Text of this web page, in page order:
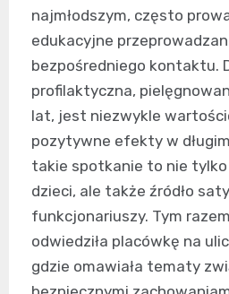
najmłodszym, często
edukacyjne
bezpośredniego kontaktu.
profilaktyczna,
lat, jest niezwykle
pozytywne efekty w
takie spotkanie to nie tylko
dzieci, ale także źródło
funkcjonariuszy. Tym
odwiedziła placówkę na
gdzie omawiała tematy